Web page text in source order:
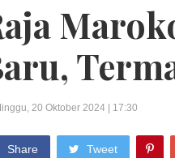
20 Oktober 2024 | 17:30
Share Tweet